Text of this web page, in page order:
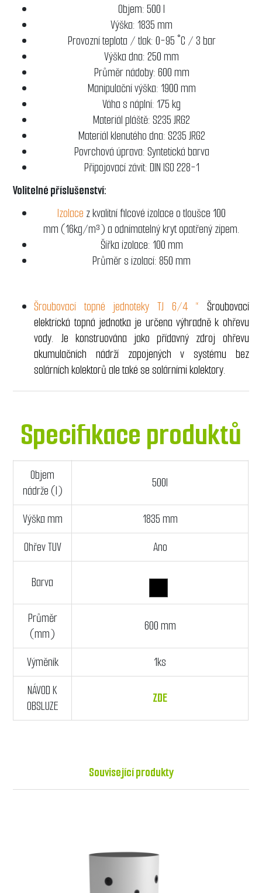
Objem: 500 l
Výška: 1835 mm
Provozní teplota / tlak: 0-95 °C / 3 bar
Výška dna: 250 mm
Průměr nádoby: 600 mm
Manipulační výška: 1900 mm
Váha s náplní: 175 kg
Materiál pláště: S235 JRG2
Materiál klenutého dna: S235 JRG2
Povrchová úprava: Syntetická barva
Připojovací závit: DIN ISO 228-1
Volitelné příslušenství:
Izolace z kvalitní filcové izolace o tloušce 100
mm (16kg/m³) a odnímatelný kryt opatřený zipem.
Šířka izolace: 100 mm
Průměr s izolací: 850 mm
Šroubovací topné jednoteky TJ 6/4 “ Šroubovací
elektrická topná jednotka je určena výhradně k ohřevu
vody. Je konstruována jako přídavný zdroj ohřevu
akumulačních nádrží zapojených v systému bez
solárních kolektorů ale také se solárními kolektory.
Specifikace produktů
Objem
nádrže (l)
500l
Výška mm
1835 mm
Ohřev TUV
Ano
Barva
Průměr
(mm)
600 mm
Výměník
1ks
NÁVOD K
OBSLUZE
ZDE
Související produkty